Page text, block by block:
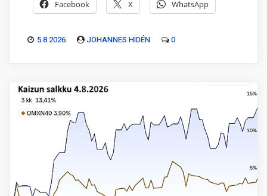
Facebook X WhatsApp
5.8.2026 JOHANNES HIDÉN 0